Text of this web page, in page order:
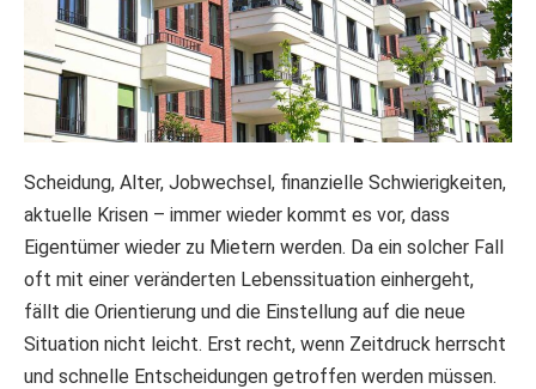
Scheidung, Alter, Jobwechsel, finanzielle Schwierigkeiten,
aktuelle Krisen – immer wieder kommt es vor, dass
Eigentümer wieder zu Mietern werden. Da ein solcher Fall
oft mit einer veränderten Lebenssituation einhergeht,
fällt die Orientierung und die Einstellung auf die neue
Situation nicht leicht. Erst recht, wenn Zeitdruck herrscht
und schnelle Entscheidungen getroffen werden müssen.